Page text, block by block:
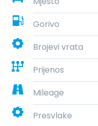
Gorivo
Brojevi vrata
Prijenos
Mileage
Presvlake